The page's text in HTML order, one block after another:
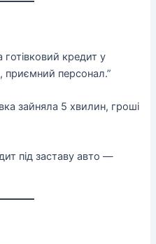
кредит у
приємний персонал.”
зайняла 5 хвилин, гроші
під заставу авто —